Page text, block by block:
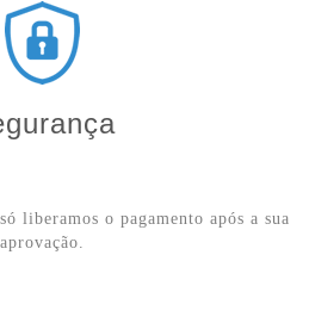
liberamos o pagamento após a sua
aprovação.